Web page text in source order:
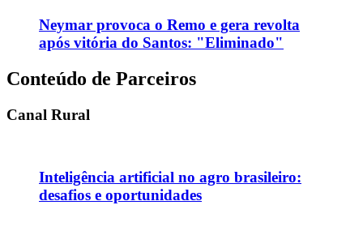
Neymar provoca o Remo e gera revolta
após vitória do Santos: "Eliminado"
Conteúdo de Parceiros
Canal Rural
Inteligência artificial no agro brasileiro:
desafios e oportunidades